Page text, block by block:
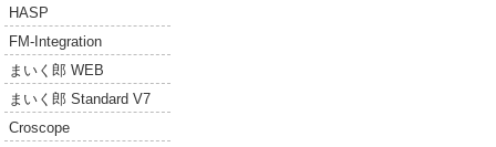
HASP
FM-Integration
まいく郎 WEB
まいく郎 Standard V7
Croscope